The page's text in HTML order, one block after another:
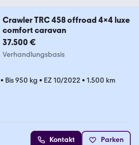
Crawler TRC 458 offroad 4x4 luxe
comfort caravan
37.500 €
Verhandlungsbasis
• Bis 950 kg • EZ 10/2022 • 1.500 km
Kontakt Parken